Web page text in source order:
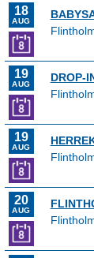
18
AUG
19
AUG
DROP-
19
AUG
20
AUG